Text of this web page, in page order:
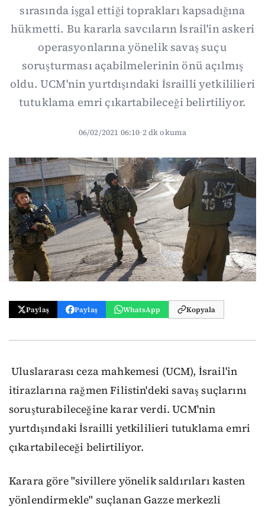
sırasında işgal ettiği toprakları kapsadığına
hükmetti. Bu kararla savcıların İsrail'in askeri
operasyonlarına yönelik savaş suçu
soruşturması açabilmelerinin önü açılmış
oldu. UCM'nin yurtdışındaki İsrailli yetkililieri
tutuklama emri çıkartabileceği belirtiliyor.
06/02/2021 06:10·2 dk okuma
Paylaş Paylaş WhatsApp Kopyala
Uluslararası ceza mahkemesi (UCM), İsrail'in
itirazlarına rağmen Filistin'deki savaş suçlarını
soruşturabileceğine karar verdi.UCM'nin
yurtdışındaki İsrailli yetkililieri tutuklama emri
çıkartabileceği belirtiliyor.
Karara göre "sivillere yönelik saldırıları kasten
yönlendirmekle" suçlanan Gazze merkezli